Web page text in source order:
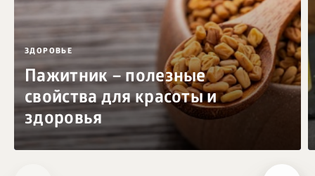
ЗДОРОВЬЕ
Пажитник – полезные
свойства для красоты и
здоровья